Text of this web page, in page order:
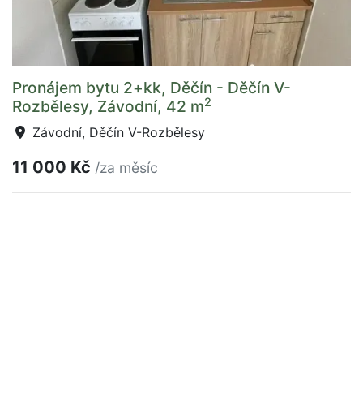
Pronájem bytu 2+kk, Děčín - Děčín V-
Rozbělesy, Závodní, 42 m2
Závodní, Děčín V-Rozbělesy
11 000 Kč /za měsíc